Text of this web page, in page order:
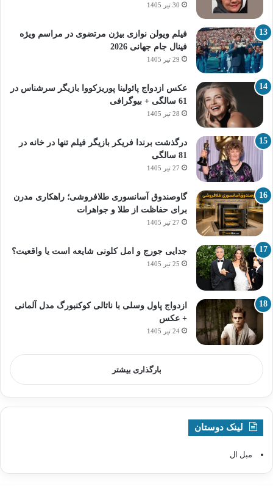
30 تیر 1405
فیلم ویولن نوازی بیژن مرتضوی در مراسم ویژه
فینال جام جهانی 2026
29 تیر 1405
عکس ازدواج پائولینا پوریزکووا بازیگر سرشناس در
61 سالگی + بیوگرافی
28 تیر 1405
درگذشت برندا فریکر بازیگر فیلم تنها در خانه در
81 سالگی
27 تیر 1405
گاوصندوق آسانسوری طلافروشی؛ راهکاری مدرن
برای حفاظت از طلا و جواهرات
27 تیر 1405
جدایی جورج و امل کلونی شایعه است یا واقعیت؟
25 تیر 1405
ازدواج پاول وسلی با ناتالی کوکنبورگ مدل آلمانی
+ عکس
24 تیر 1405
بارگذاری بیشتر
لینک دوستان
مبل ال